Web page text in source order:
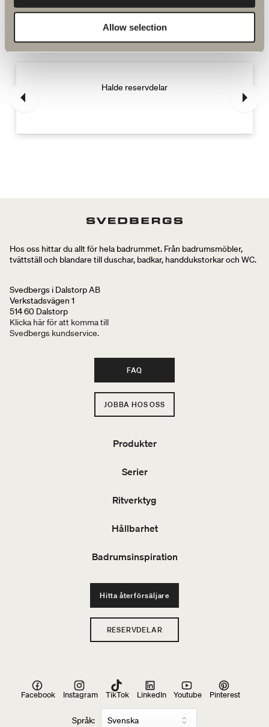
Allow selection
Fler produkter inom Reservdelar
Halde reservdelar
Hos oss hittar du allt för hela badrummet. Från badrumsmöbler,
tvättställ och blandare till duschar, badkar, handdukstorkar och WC.
Svedbergs i Dalstorp AB
Verkstadsvägen 1
514 60 Dalstorp
Klicka här för att komma till
Svedbergs kundservice.
FAQ
JOBBA HOS OSS
Produkter
Serier
Ritverktyg
Hållbarhet
Badrumsinspiration
Hitta återförsäljare
RESERVDELAR
Språk:
Facebook Instagram TikTok LinkedIn Youtube Pinterest